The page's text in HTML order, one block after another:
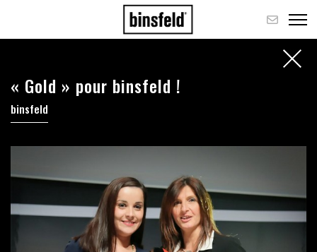
« Gold » pour binsfeld !
binsfeld